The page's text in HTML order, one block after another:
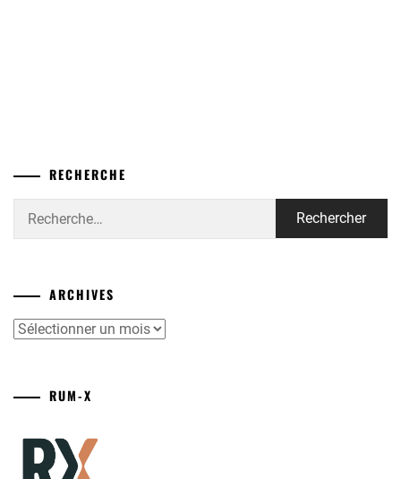
RECHERCHE
ARCHIVES
Archives
RUM-X